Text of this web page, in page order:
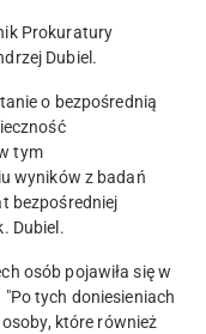
Prokuratury
Dubiel.
o bezpośrednią
tym
wyników z badań
bezpośredniej
Dubiel.
osób pojawiła się w
"Po tych doniesieniach
które również